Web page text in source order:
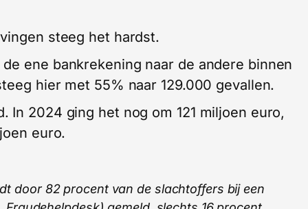
steeg het hardst.
ene bankrekening naar de andere binnen
hier met 55% naar 129.000 gevallen.
In 2024 ging het nog om 121 miljoen euro,
euro.
door 82 procent van de slachtoffers bij een